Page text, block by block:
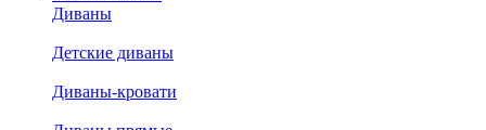
Диваны
Детские диваны
Диваны-кровати